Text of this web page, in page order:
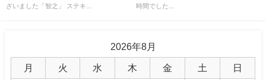
ざいました「智之」 ステキ...
時間でした...
2026年8月
月 火 水 木 金 土 日